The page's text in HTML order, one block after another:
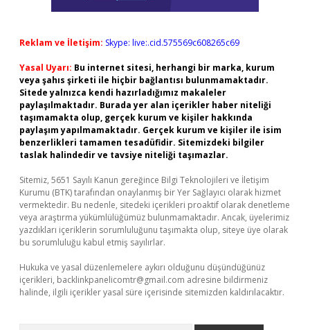
Reklam ve İletişim: Skype: live:.cid.575569c608265c69
Yasal Uyarı: Bu internet sitesi, herhangi bir marka, kurum
veya şahıs şirketi ile hiçbir bağlantısı bulunmamaktadır.
Sitede yalnızca kendi hazırladığımız makaleler
paylaşılmaktadır. Burada yer alan içerikler haber niteliği
taşımamakta olup, gerçek kurum ve kişiler hakkında
paylaşım yapılmamaktadır. Gerçek kurum ve kişiler ile isim
benzerlikleri tamamen tesadüfidir. Sitemizdeki bilgiler
taslak halindedir ve tavsiye niteliği taşımazlar.
Sitemiz, 5651 Sayılı Kanun gereğince Bilgi Teknolojileri ve İletişim
Kurumu (BTK) tarafından onaylanmış bir Yer Sağlayıcı olarak hizmet
vermektedir. Bu nedenle, sitedeki içerikleri proaktif olarak denetleme
veya araştırma yükümlülüğümüz bulunmamaktadır. Ancak, üyelerimiz
yazdıkları içeriklerin sorumluluğunu taşımakta olup, siteye üye olarak
bu sorumluluğu kabul etmiş sayılırlar.
Hukuka ve yasal düzenlemelere aykırı olduğunu düşündüğünüz
içerikleri, backlinkpanelicomtr@gmail.com adresine bildirmeniz
halinde, ilgili içerikler yasal süre içerisinde sitemizden kaldırılacaktır.